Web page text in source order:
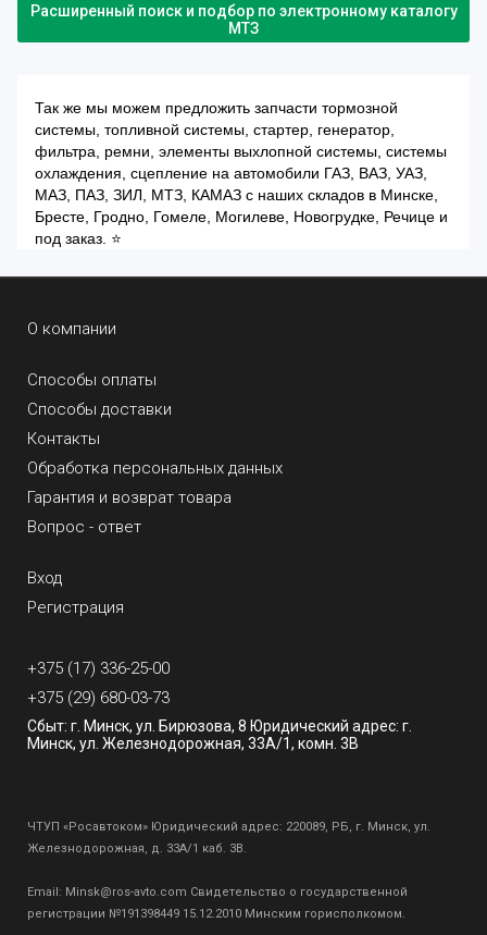
Расширенный поиск и подбор по электронному каталогу
МТЗ
Так же мы можем предложить запчасти тормозной
системы, топливной системы, стартер, генератор,
фильтра, ремни, элементы выхлопной системы, системы
охлаждения, сцепление на автомобили ГАЗ, ВАЗ, УАЗ,
МАЗ, ПАЗ, ЗИЛ, МТЗ, КАМАЗ с наших складов в Минске,
Бресте, Гродно, Гомеле, Могилеве, Новогрудке, Речице и
под заказ. ⭐
О компании
Способы оплаты
Способы доставки
Контакты
Обработка персональных данных
Гарантия и возврат товара
Вопрос - ответ
Вход
Регистрация
+375 (17) 336-25-00
+375 (29) 680-03-73
Сбыт: г. Минск, ул. Бирюзова, 8 Юридический адрес: г.
Минск, ул. Железнодорожная, 33А/1, комн. 3В
ЧТУП «Росавтоком» Юридический адрес: 220089, РБ, г. Минск, ул.
Железнодорожная, д. 33А/1 каб. 3В.
Email: Minsk@ros-avto.com Свидетельство о государственной
регистрации №191398449 15.12.2010 Минским горисполкомом.